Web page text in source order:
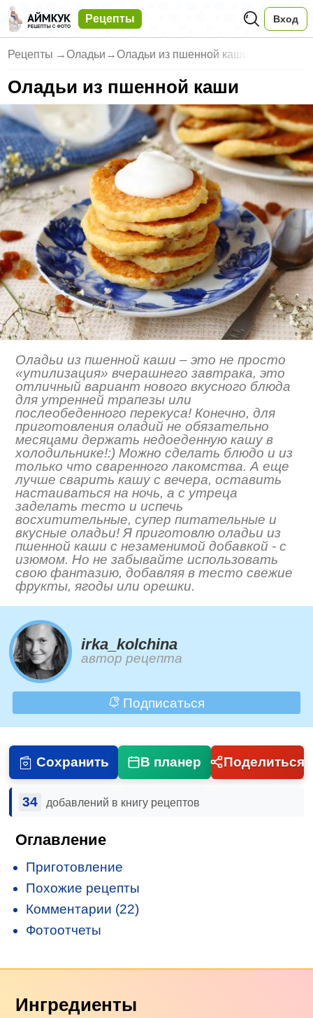
Рецепты Вход
Рецепты →Оладьи →Оладьи из пшенной каши
Оладьи из пшенной каши
Оладьи из пшенной каши – это не просто
«утилизация» вчерашнего завтрака, это
отличный вариант нового вкусного блюда
для утренней трапезы или
послеобеденного перекуса! Конечно, для
приготовления оладий не обязательно
месяцами держать недоеденную кашу в
холодильнике!:) Можно сделать блюдо и из
только что сваренного лакомства. А еще
лучше сварить кашу с вечера, оставить
настаиваться на ночь, а с утреца
заделать тесто и испечь
восхитительные, супер питательные и
вкусные оладьи! Я приготовлю оладьи из
пшенной каши с незаменимой добавкой - с
изюмом. Но не забывайте использовать
свою фантазию, добавляя в тесто свежие
фрукты, ягоды или орешки.
irka_kolchina
автор рецепта
Подписаться
Сохранить В планер Поделиться
34 добавлений в книгу рецептов
Оглавление
Приготовление
Похожие рецепты
Комментарии (22)
Фотоотчеты
Ингредиенты